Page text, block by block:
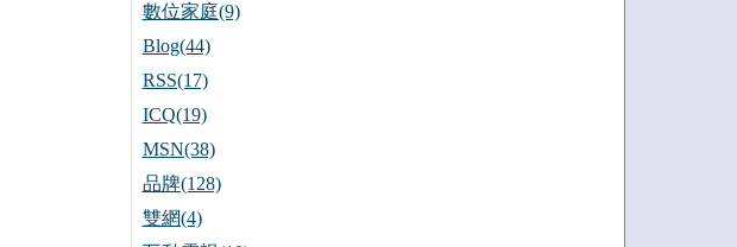
數位家庭(9)
Blog(44)
RSS(17)
ICQ(19)
MSN(38)
品牌(128)
雙網(4)